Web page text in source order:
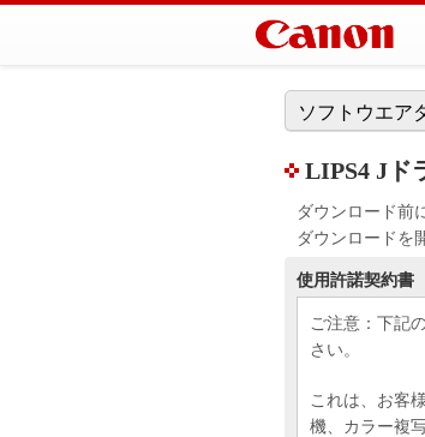
ソフトウエア
LIPS4 Jド
ダウンロード前
ダウンロードを
使用許諾契約書
ご注意：下記
さい。
これは、お客
機、カラー複